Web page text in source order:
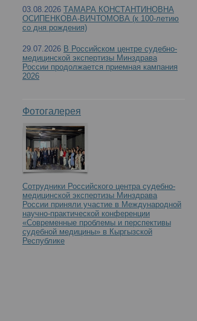
03.08.2026 ТАМАРА КОНСТАНТИНОВНА
ОСИПЕНКОВА-ВИЧТОМОВА (к 100-летию
со дня рождения)
29.07.2026 В Российском центре судебно-
медицинской экспертизы Минздрава
России продолжается приемная кампания
2026
Фотогалерея
Сотрудники Российского центра судебно-
медицинской экспертизы Минздрава
России приняли участие в Международной
научно-практической конференции
«Современные проблемы и перспективы
судебной медицины» в Кыргызской
Республике